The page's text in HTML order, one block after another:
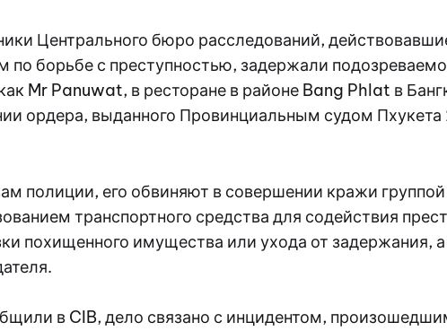
Центрального бюро расследований,
по борьбе с преступностью, задержали
Mr Panuwat, в ресторане в районе Bang Phlat в
ордера, выданного Провинциальным судом Пхукета
полиции, его обвиняют в совершении кражи
транспортного средства для содействия
похищенного имущества или ухода от задержания,
в CIB, дело связано с инцидентом,